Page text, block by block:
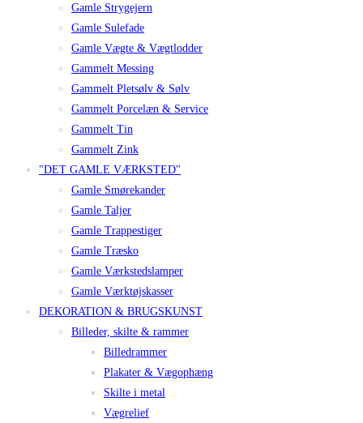
Gamle Strygejern
Gamle Sulefade
Gamle Vægte & Vægtlodder
Gammelt Messing
Gammelt Pletsølv & Sølv
Gammelt Porcelæn & Service
Gammelt Tin
Gammelt Zink
"DET GAMLE VÆRKSTED"
Gamle Smørekander
Gamle Taljer
Gamle Trappestiger
Gamle Træsko
Gamle Værkstedslamper
Gamle Værktøjskasser
DEKORATION & BRUGSKUNST
Billeder, skilte & rammer
Billedrammer
Plakater & Vægophæng
Skilte i metal
Vægrelief